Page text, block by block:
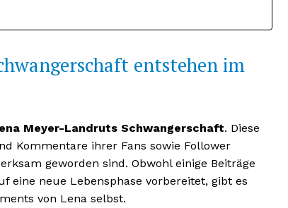
entstehen im
Meyer-Landruts Schwangerschaft. Diese
Kommentare ihrer Fans sowie Follower
geworden sind. Obwohl einige Beiträge
eine neue Lebensphase vorbereitet, gibt es
von Lena selbst.